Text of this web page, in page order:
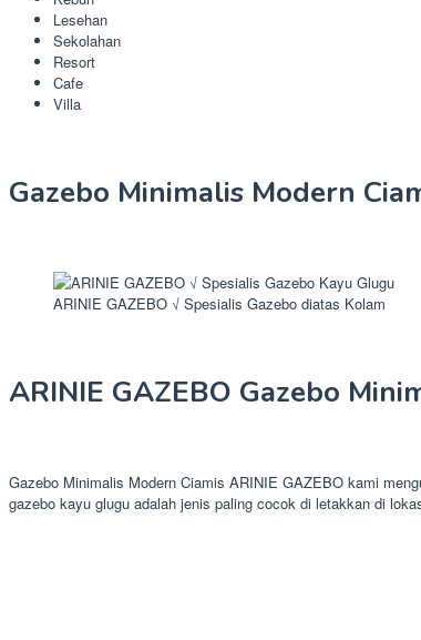
Lesehan
Sekolahan
Resort
Cafe
Villa
Gazebo Minimalis Modern
ARINIE GAZEBO √ Spesialis Gazebo diatas Kolam
ARINIE GAZEBO Gazebo
Gazebo Minimalis Modern Ciamis ARINIE GAZEBO kami
gazebo kayu glugu adalah jenis paling cocok di letakkan di